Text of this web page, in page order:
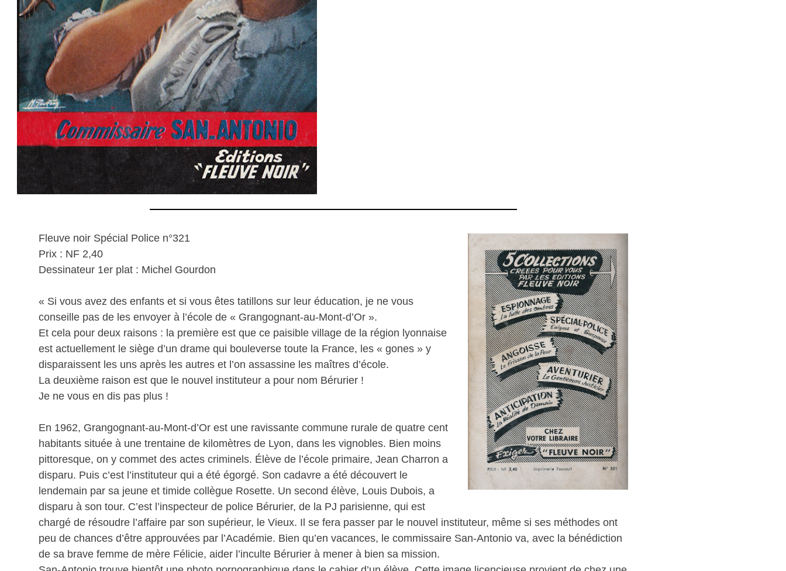
Fleuve noir Spécial Police n°321
Prix : NF 2,40
Dessinateur 1er plat : Michel Gourdon
« Si vous avez des enfants et si vous êtes tatillons sur leur éducation, je ne vous
conseille pas de les envoyer à l’école de « Grangognant-au-Mont-d’Or ».
Et cela pour deux raisons : la première est que ce paisible village de la région lyonnaise
est actuellement le siège d’un drame qui bouleverse toute la France, les « gones » y
disparaissent les uns après les autres et l’on assassine les maîtres d’école.
La deuxième raison est que le nouvel instituteur a pour nom Bérurier !
Je ne vous en dis pas plus !
En 1962, Grangognant-au-Mont-d’Or est une ravissante commune rurale de quatre cent
habitants située à une trentaine de kilomètres de Lyon, dans les vignobles. Bien moins
pittoresque, on y commet des actes criminels. Élève de l’école primaire, Jean Charron a
disparu. Puis c’est l’instituteur qui a été égorgé. Son cadavre a été découvert le
lendemain par sa jeune et timide collègue Rosette. Un second élève, Louis Dubois, a
disparu à son tour. C’est l’inspecteur de police Bérurier, de la PJ parisienne, qui est
chargé de résoudre l’affaire par son supérieur, le Vieux. Il se fera passer par le nouvel instituteur, même si ses méthodes ont
peu de chances d’être approuvées par l’Académie. Bien qu’en vacances, le commissaire San-Antonio va, avec la bénédiction
de sa brave femme de mère Félicie, aider l’inculte Bérurier à mener à bien sa mission.